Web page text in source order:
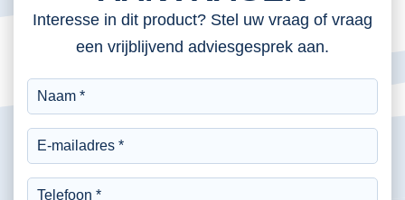
Interesse in dit product? Stel uw vraag of vraag
een vrijblijvend adviesgesprek aan.